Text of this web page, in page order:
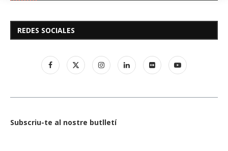
REDES SOCIALES
Subscriu-te al nostre butlletí